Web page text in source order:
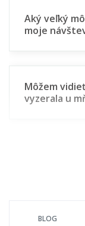
Aký veľký
moje
Môžem
vyzerala u
🧵 Materiál a
BLOG